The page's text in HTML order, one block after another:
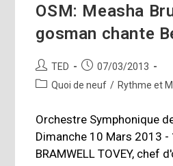
OSM: Measha
gosman chante
Auteur/autrice
de
TED
Publication
publiée :
07/03/2013
PostQuoi de neuf / Rythme et
Orchestre Symphonique
Dimanche 10 Mars 2013
BRAMWELL TOVEY, chef